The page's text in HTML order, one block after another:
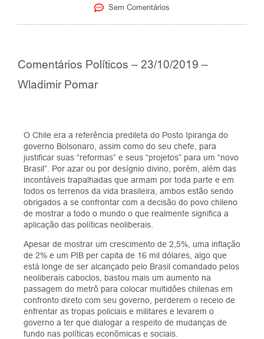
Sem Comentários
Comentários Políticos – 23/10/2019 –
Wladimir Pomar
O Chile era a referência predileta do Posto Ipiranga do
governo Bolsonaro, assim como do seu chefe, para
justificar suas “reformas” e seus “projetos” para um “novo
Brasil”. Por azar ou por desígnio divino, porém, além das
incontáveis trapalhadas que armam por toda parte e em
todos os terrenos da vida brasileira, ambos estão sendo
obrigados a se confrontar com a decisão do povo chileno
de mostrar a todo o mundo o que realmente significa a
aplicação das políticas neoliberais.
Apesar de mostrar um crescimento de 2,5%, uma inflação
de 2% e um PIB per capita de 16 mil dólares, algo que
está longe de ser alcançado pelo Brasil comandado pelos
neoliberais caboclos, bastou mais um aumento na
passagem do metrô para colocar multidões chilenas em
confronto direto com seu governo, perderem o receio de
enfrentar as tropas policiais e militares e levarem o
governo a ter que dialogar a respeito de mudanças de
fundo nas políticas econômicas e sociais.